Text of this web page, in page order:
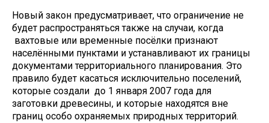
Новый закон предусматривает, что ограничение не
будет распространяться также на случаи, когда
вахтовые или временные посёлки признают
населёнными пунктами и устанавливают их границы
документами территориального планирования. Это
правило будет касаться исключительно поселений,
которые создали до 1 января 2007 года для
заготовки древесины, и которые находятся вне
границ особо охраняемых природных территорий.